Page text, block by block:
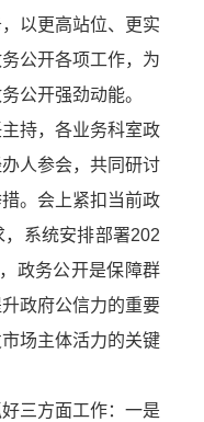
以更高站位、更实
公开各项工作，为
公开强劲动能。
持，各业务科室政
人参会，共同研讨
。会上紧扣当前政
系统安排部署202
政务公开是保障群
政府公信力的重要
场主体活力的关键
三方面工作：一是